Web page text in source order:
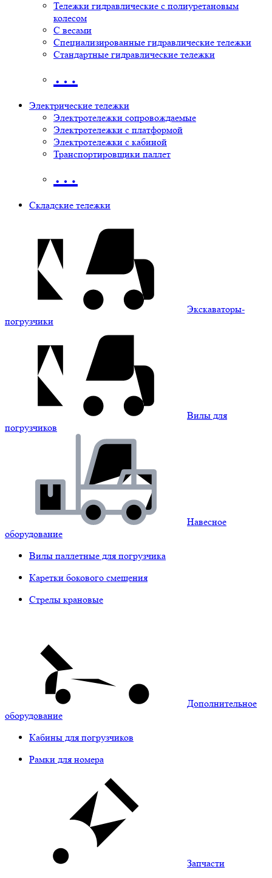
Тележки гидравлические с полиуретановым
колесом
С весами
Специализированные гидравлические тележки
Стандартные гидравлические тележки
…
Электрические тележки
Электротележки сопровождаемые
Электротележки с платформой
Электротележки с кабиной
Транспортировщики паллет
…
Складские тележки
Экскаваторы-
погрузчики
Вилы для
погрузчиков
Навесное
оборудование
Вилы паллетные для погрузчика
Каретки бокового смещения
Стрелы крановые
Дополнительное
оборудование
Кабины для погрузчиков
Рамки для номера
Запчасти